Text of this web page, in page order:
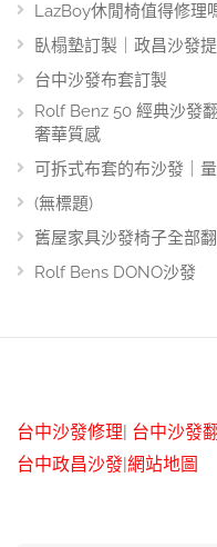
LazBoy休閒椅值得修理
臥榻墊訂製｜政昌沙發
台中沙發布套訂製
Rolf Benz 50 經典沙發
奢華質感
可拆式布套的布沙發｜
(無標題)
舊屋家具沙發椅子全部
Rolf Bens DONO沙發
台中沙發修理| 台中沙發
台中政昌沙發|網站地圖